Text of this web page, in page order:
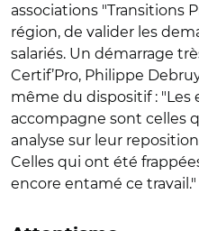
associations "Transitions
région, de valider les
salariés. Un démarrage
Certif’Pro, Philippe
même du dispositif : "Les
accompagne sont celles
analyse sur leur
Celles qui ont été
encore entamé ce travail."